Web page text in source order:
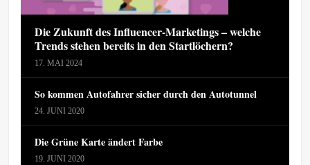
Die Zukunft des Influencer-Marketings – welche
Trends stehen bereits in den Startlöchern?
17. MAI 2024
So kommen Autofahrer sicher durch den Autotunnel
24. JUNI 2020
Die Grüne Karte ändert Farbe
19. JUNI 2020